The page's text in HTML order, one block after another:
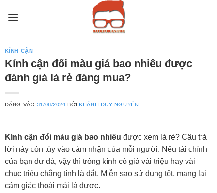
qua
KÍNH CẬN
Kính cận đổi màu giá bao nhiêu được
đánh giá là rẻ đáng mua?
ĐĂNG VÀO 31/08/2024 BỞI KHÁNH DUY NGUYỄN
Kính cận đổi màu giá bao nhiêu được xem là rẻ? Câu trả
lời này còn tùy vào cảm nhận của mỗi người. Nếu tài chính
của bạn dư dả, vậy thì tròng kính có giá vài triệu hay vài
chục triệu chẳng tính là đắt. Miễn sao sử dụng tốt, mang lại
cảm giác thoải mái là được.